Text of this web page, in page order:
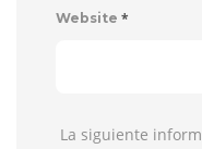
Website *
La siguiente